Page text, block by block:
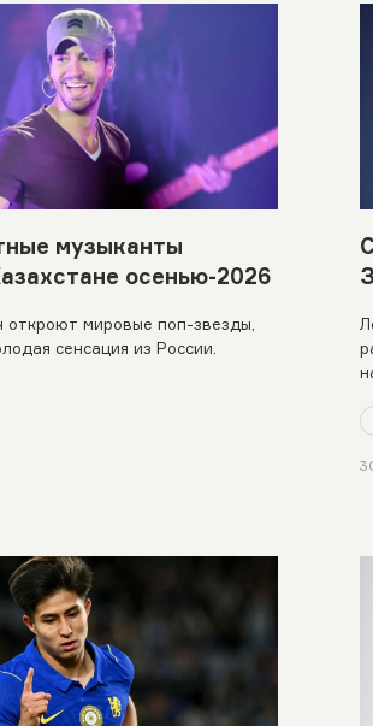
музыканты
осенью-2026
откроют мировые поп-звезды,
сенсация из России.